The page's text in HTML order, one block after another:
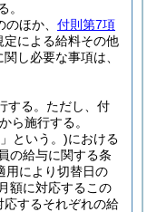
。
ほか、 付則第7項
定による給料その他
し必要な事項は、
る。 ただし、付
ら施行する。
という。)における
の給与に関する条
用により切替日の
額に対応するこの
するそれぞれの給